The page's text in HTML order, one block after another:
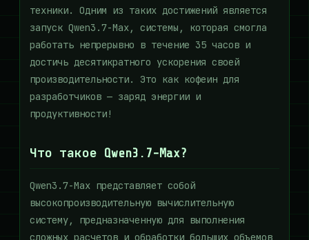
техники. Одним из таких достижений является
запуск Qwen3.7-Max, системы, которая смогла
работать непрерывно в течение 35 часов и
достичь десятикратного ускорения своей
производительности. Это как кофеин для
разработчиков — заряд энергии и
продуктивности!
Что такое Qwen3.7-Max?
Qwen3.7-Max представляет собой
высокопроизводительную вычислительную
систему, предназначенную для выполнения
сложных расчетов и обработки больших объемов